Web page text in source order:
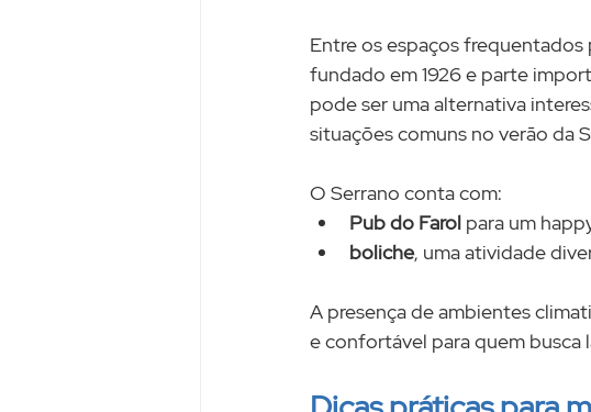
Entre os espaços
fundado em 1926 e parte
pode ser uma alternativa
situações comuns no verão da
O Serrano conta com:
Pub do Farol para um
boliche, uma atividade
A presença de ambientes
e confortável para quem